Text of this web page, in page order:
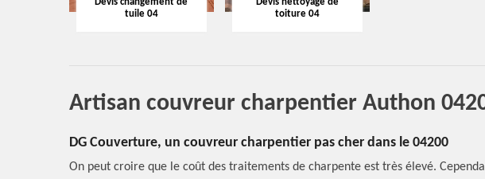
tuile 04
toiture 04
Artisan couvreur charpentier Authon
DG Couverture, un couvreur charpentier pas cher dans le 04200
On peut croire que le coût des traitements de charpente est très élevé.